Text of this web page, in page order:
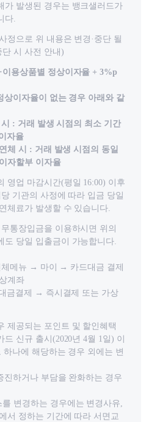
가 발생된 경우는 뱅크샐러드가
다.
정으로 위 내용은 변경·중단 될
단 시 사전 안내)
이용상품별 정상이자율 + 3%p
상이자율이 없는 경우 아래와 같
: 거래 발생 시점의 최소 기간
자율
체 시 : 거래 발생 시점의 동일
자할부 이자율
영업 마감시간(평일 16:00) 이후
기관의 사정에 따라 입금 당일
체료가 발생할 수 있습니다.
통장입금을 이용하시면 위의
도 당일 입출금이 가능합니다.
메뉴 → 마이 → 카드대금 결제
계좌
금결제 → 즉시결제 또는 가상
제공되는 포인트 및 할인혜택
신규 출시(2020년 4월 1일) 이
하나에 해당하는 경우 외에는 변
진하거나 부담을 완화하는 경우
변경하는 경우에는 변경사유,
서 정하는 기간에 따라 서면교